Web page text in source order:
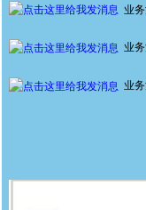
业
业
业